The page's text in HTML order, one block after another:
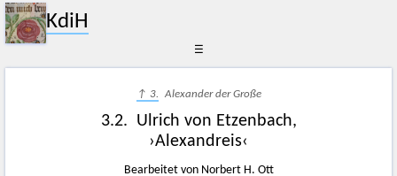
KdiH
☰
↑ 3. Alexander der Große
3.2. Ulrich von Etzenbach,
›Alexandreis‹
Bearbeitet von Norbert H. Ott